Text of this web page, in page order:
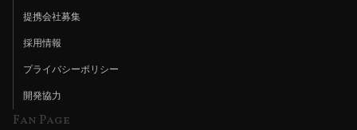
提携会社募集
採用情報
プライバシーポリシー
開発協力
Fan Page